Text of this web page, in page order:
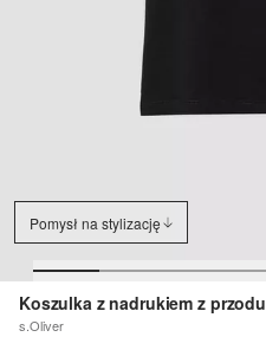
Pomysł na stylizację
Koszulka z nadrukiem z przodu
s.Oliver